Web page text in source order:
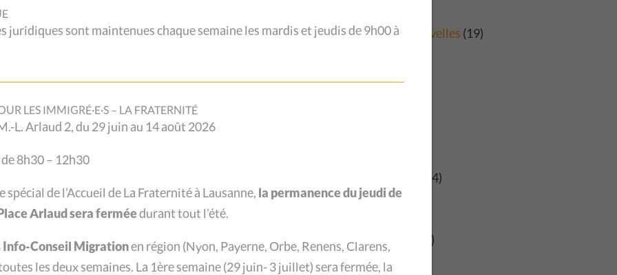
: bilan d’une année
ce lundi 22 juin. Elle a permis de revenir sur
de ses prestations, plusieurs avancées
de plaidoyer, ainsi que l’adoption de nouvelles
La soirée [...]
Journal du CSP Vaud Nouvelles (19)
(54)
Questions de racisme
Réponse à consultation
(2)
Revue de presse
(7)
juridiques sont maintenues chaque semaine les mardis et jeudis de 9h00 à
LES IMMIGRÉ·E·S – LA FRATERNITÉ
L. Arlaud 2, du 29 juin au 14 août 2026
8h30 – 12h30
spécial de l’Accueil de La Fraternité à Lausanne, la permanence du jeudi de
Arlaud sera ferméedurant tout l’été.
Info-Conseil Migrationen région (Nyon, Payerne, Orbe, Renens, Clarens,
les deux semaines. La 1ère semaine (29 juin- 3 juillet) serafermée, la